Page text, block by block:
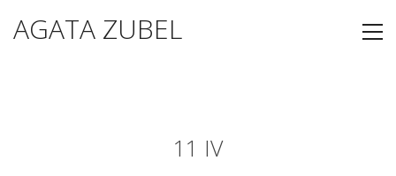
AGATA ZUBEL
11 IV